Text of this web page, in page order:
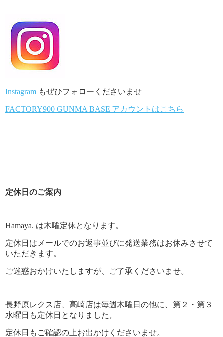
Instagram もぜひフォローくださいませ
FACTORY900 GUNMA BASE アカウントはこちら
定休日のご案内
Hamaya. は木曜定休となります。
定休日はメールでのお返事並びに発送業務はお休みさせて
いただきます。
ご迷惑おかけいたしますが、ご了承くださいませ。
長野原レクス店、高崎店は毎週木曜日の他に、第２・第３
水曜日も定休日となりました。
定休日もご確認の上お出かけくださいませ。